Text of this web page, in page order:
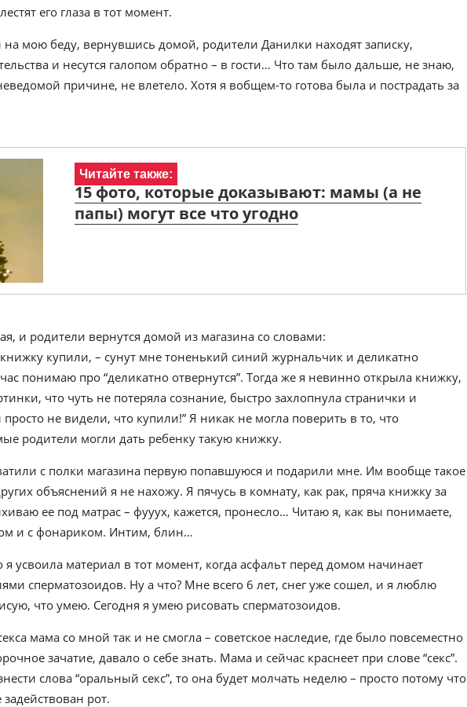
его глаза в тот момент.
на мою беду, вернувшись домой, родители Данилки находят записку,
и несутся галопом обратно – в гости… Что там было дальше, не знаю,
причине, не влетело. Хотя я вобщем-то готова была и пострадать за
Читайте также:
15 фото, которые доказывают: мамы (а не
папы) могут все что угодно
и родители вернутся домой из магазина со словами:
купили, – сунут мне тоненький синий журнальчик и деликатно
понимаю про “деликатно отвернутся”. Тогда же я невинно открыла книжку,
что чуть не потеряла сознание, быстро захлопнула странички и
не видели, что купили!” Я никак не могла поверить в то, что
родители могли дать ребенку такую книжку.
с полки магазина первую попавшуюся и подарили мне. Им вообще такое
объяснений я не нахожу. Я пячусь в комнату, как рак, пряча книжку за
ее под матрас – фууух, кажется, пронесло… Читаю я, как вы понимаете,
и с фонариком. Интим, блин…
я усвоила материал в тот момент, когда асфальт перед домом начинает
сперматозоидов. Ну а что? Мне всего 6 лет, снег уже сошел, и я люблю
что умею. Сегодня я умею рисовать сперматозоидов.
мама со мной так и не смогла – советское наследие, где было повсеместно
зачатие, давало о себе знать. Мама и сейчас краснеет при слове “секс”.
слова “оральный секс”, то она будет молчать неделю – просто потому что
рот.